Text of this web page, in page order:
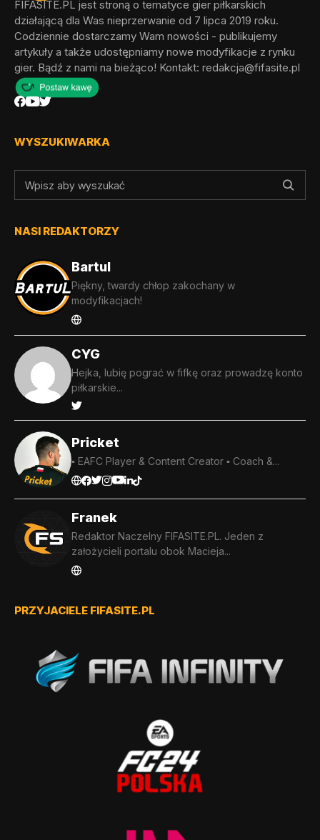
FIFASITE.PL jest stroną o tematyce gier piłkarskich
działającą dla Was nieprzerwanie od 7 lipca 2019 roku.
Codziennie dostarczamy Wam nowości - publikujemy
artykuły a także udostępniamy nowe modyfikacje z rynku
gier. Bądź z nami na bieżąco! Kontakt: redakcja@fifasite.pl
WYSZUKIWARKA
NASI REDAKTORZY
Bartul
Piękny, twardy chłop zakochany w
modyfikacjach!
CYG
Hejka, lubię pograć w fifkę oraz prowadzę konto
piłkarskie...
Pricket
▪️ EAFC Player & Content Creator ▪️ Coach &...
Franek
Redaktor Naczelny FIFASITE.PL. Jeden z
założycieli portalu obok Macieja...
PRZYJACIELE FIFASITE.PL